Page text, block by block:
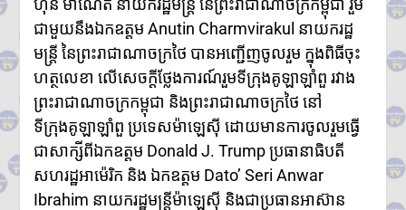
រាជធានី-ខេត្ត អនុវត្តច្បាប់តឹងរ៉ឹង
លើការហាមនាំចូលសំណល់អាគុយ
និងបរិក្ខារអេឡិចត្រូនិកប្រើប្រាស់រួច
អាជ្ញាធរខេត្តបន្ទាយមានជ័យ រៀបចំ
ការចាប់ឆ្នោត ជ្រើសរើសតូបលក់ដូរ
សម្រាប់អាជីវករភៀសសឹក នៅភូមិ
រង់ចាំ ជំហានដំបូង
ប្រមាណ៣០០តូប
លោក ទូច សុឃៈ បញ្ជាក់ថា៖ យុវតី
សិង្ហបុរី មក កម្ពុជាដោយសារបញ្ហា
គ្រួសារ មិនមែនជាករណីជួញដូរ
ហ៊ុន ម៉ាណែត នាយករដ្ឋមន្ត្រី​ នៃព្រះរាជាណាចក្រកម្ពុជា រួម
ជាមួយនឹងឯកឧត្តម Anutin Charmvirakul នាយករដ្ឋ
មន្ត្រី នៃព្រះរាជាណាចក្រថៃ បានអញ្ជើញចូលរួម​ ក្នុងពិធីចុះ
ហត្ថលេខា លើសេចក្តីថ្លែងការណ៍រួមទីក្រុងគូឡាឡាំពួ រវាង
ព្រះរាជាណាចក្រកម្ពុជា និងព្រះរាជាណាចក្រថៃ នៅ
ទីក្រុងគូឡាឡាំពួ ប្រទេសម៉ាឡេស៊ី ដោយមានការចូលរួមធ្វើ
ជាសាក្សីពីឯកឧត្តម Donald J. Trump ប្រធានាធិបតី
សហរដ្ឋអាម៉េរិក និង ឯកឧត្តម Dato’ Seri Anwar
Ibrahim នាយករដ្ឋមន្ត្រីម៉ាឡេស៊ី និងជាប្រធានអាស៊ាន